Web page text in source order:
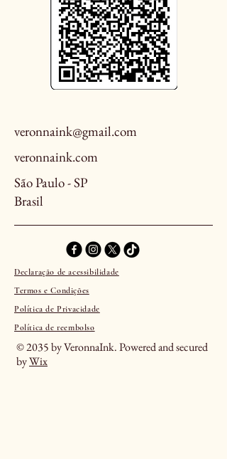
veronnaink@gmail.com
veronnaink.com
São Paulo - SP
Brasil
Declaração de acessibilidade
Termos e Condições
Política de Privacidade
Política de reembolso
© 2035 by VeronnaInk. Powered and secured
byWix